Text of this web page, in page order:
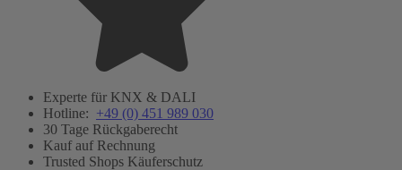
Experte für KNX & DALI
Hotline: +49 (0) 451 989 030
30 Tage Rückgaberecht
Kauf auf Rechnung
Trusted Shops Käuferschutz